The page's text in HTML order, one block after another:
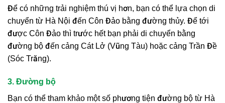
Để có những trải nghiệm thú vị hơn, bạn có thể lựa chọn di
chuyển từ Hà Nội đến Côn Đảo bằng đường thủy. Để tới
được Côn Đảo thì trước hết bạn phải di chuyển bằng
đường bộ đến cảng Cát Lở (Vũng Tàu) hoặc cảng Trần Đề
(Sóc Trăng).
3. Đường bộ
Bạn có thể tham khảo một số phương tiện đường bộ từ Hà